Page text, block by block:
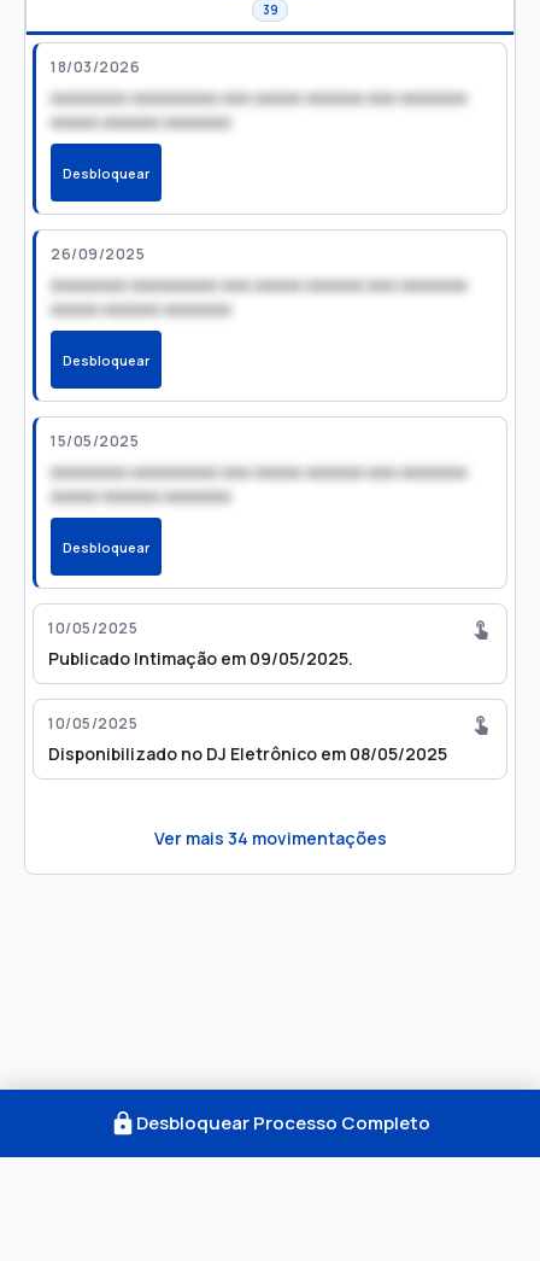
39
18/03/2026
xxxxxxxx xxxxxxxxx xxx xxxxx xxxxxx xxx xxxxxxx
xxxxx xxxxxx xxxxxxx
Desbloquear
26/09/2025
xxxxxxxx xxxxxxxxx xxx xxxxx xxxxxx xxx xxxxxxx
xxxxx xxxxxx xxxxxxx
Desbloquear
15/05/2025
xxxxxxxx xxxxxxxxx xxx xxxxx xxxxxx xxx xxxxxxx
xxxxx xxxxxx xxxxxxx
Desbloquear
10/05/2025
Publicado Intimação em 09/05/2025.
10/05/2025
Disponibilizado no DJ Eletrônico em 08/05/2025
Ver mais 34 movimentações
Desbloquear Processo Completo